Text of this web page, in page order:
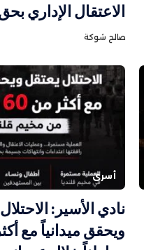
الاعتقال الإداري بحق 45
صالح شوكة
أسرى
نادي الأسير: